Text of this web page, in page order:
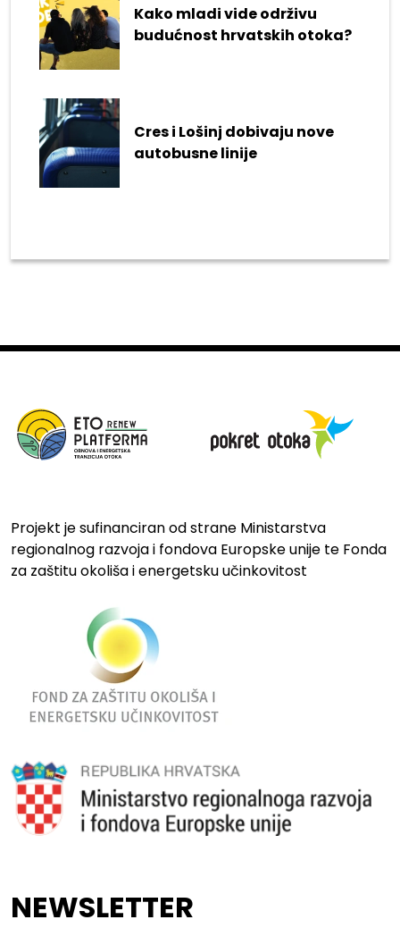
Kako mladi vide održivu
budućnost hrvatskih otoka?
Cres i Lošinj dobivaju nove
autobusne linije
Projekt je sufinanciran od strane Ministarstva
regionalnog razvoja i fondova Europske unije te Fonda
za zaštitu okoliša i energetsku učinkovitost
NEWSLETTER